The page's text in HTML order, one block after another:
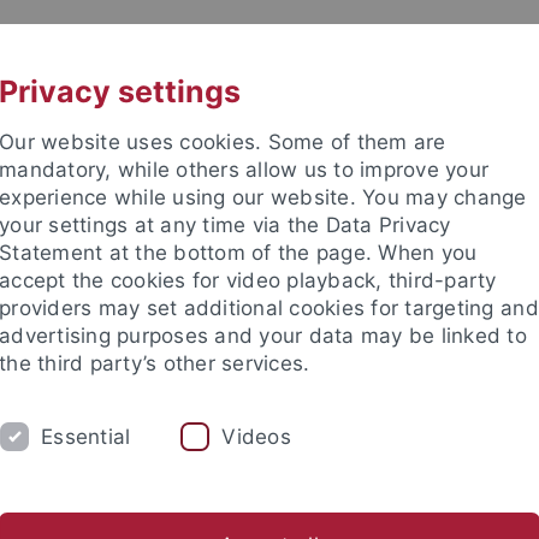
STUDIUM
Privacy settings
Our website uses cookies. Some of them are
mandatory, while others allow us to improve your
experience while using our website. You may change
your settings at any time via the Data Privacy
Statement at the bottom of the page. When you
accept the cookies for video playback, third-party
providers may set additional cookies for targeting and
advertising purposes and your data may be linked to
the third party’s other services.
Essential Videos